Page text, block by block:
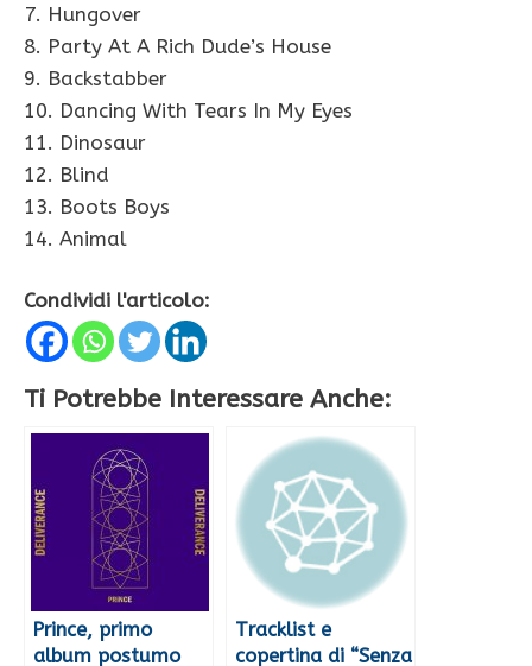
7. Hungover
8. Party At A Rich Dude’s House
9. Backstabber
10. Dancing With Tears In My Eyes
11. Dinosaur
12. Blind
13. Boots Boys
14. Animal
Condividi l'articolo:
Ti Potrebbe Interessare Anche:
Prince, primo
album postumo
Tracklist e
copertina di “Senza